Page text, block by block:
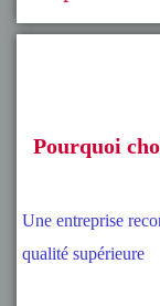
Pourquoi
Une entreprise
qualité supérieure